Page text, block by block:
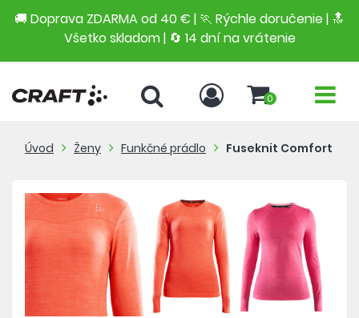
🚚 Doprava ZDARMA od 40 € | 🏃 Rýchle doručenie | 🔝
Všetko skladom | 🔄 14 dní na vrátenie
0
Úvod Ženy Funkčné prádlo Fuseknit Comfort